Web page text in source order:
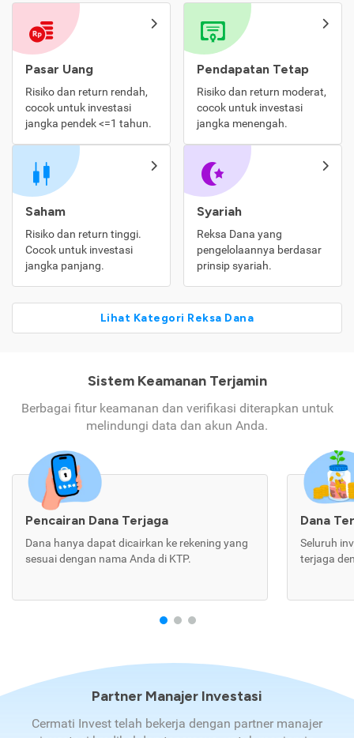
Pasar Uang
Risiko dan return rendah,
cocok untuk investasi
jangka pendek <=1 tahun.
Pendapatan Tetap
Risiko dan return moderat,
cocok untuk investasi
jangka menengah.
Saham
Risiko dan return tinggi.
Cocok untuk investasi
jangka panjang.
Syariah
Reksa Dana yang
pengelolaannya berdasar
prinsip syariah.
Lihat Kategori Reksa Dana
Sistem Keamanan Terjamin
Berbagai fitur keamanan dan verifikasi diterapkan untuk
melindungi data dan akun Anda.
Pencairan Dana Terjaga
Dana hanya dapat dicairkan ke rekening yang
sesuai dengan nama Anda di KTP.
Dana
Seluruh
terjaga
Partner Manajer Investasi
Cermati Invest telah bekerja dengan partner manajer